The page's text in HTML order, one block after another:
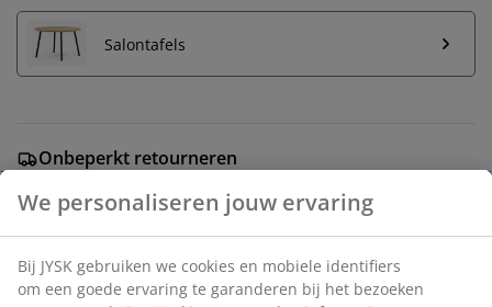
Salontafels
Onbeperkt retourneren
Prijsgarantie
30 dagen prijsgarantie op alle artikelen
Flexibele bezorgopties
Snelle en gemakkelijke bezorgopties